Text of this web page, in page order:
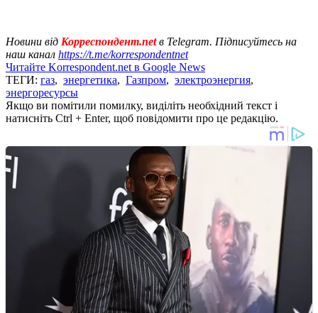
Новини від Корреспондент.netв Telegram. Підписуйтесь на
наш канал https://t.me/korrespondentnet
Читайте Korrespondent.net в Google News
ТЕГИ: газ, энергетика, Газпром, электроэнергия,
энергоресурсы
Якщо ви помітили помилку, виділіть необхідний текст і
натисніть Ctrl + Enter, щоб повідомити про це редакцію.